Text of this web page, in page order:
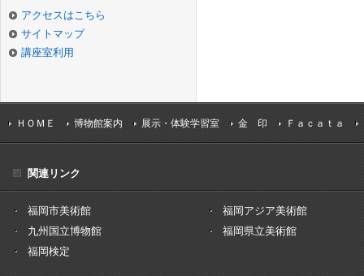
アクセスはこちら
サイトマップ
講座室利用
ＨＯＭＥ 博物館案内 展示・体験学習室 金 印 Ｆａｃａｔａ
関連リンク
福岡市美術館
福岡アジア美術館
九州国立博物館
福岡県立美術館
福岡検定